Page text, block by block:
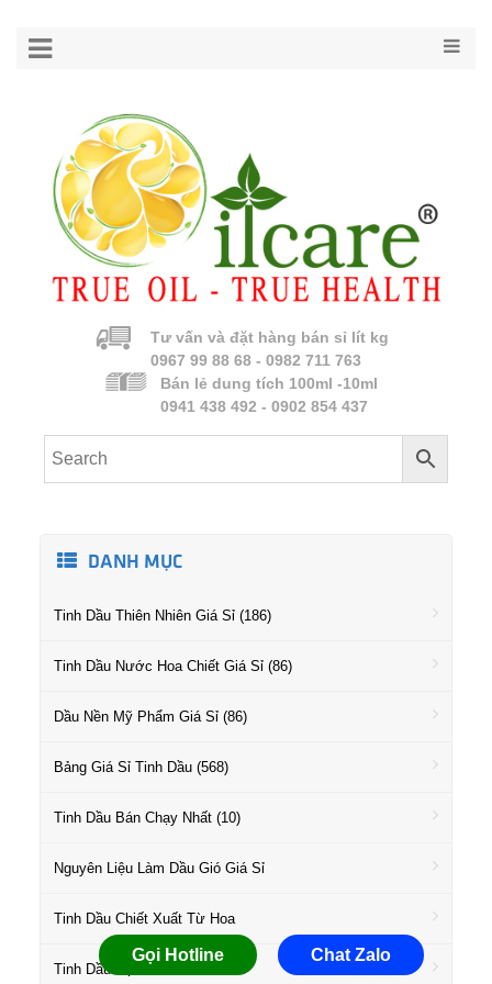
Tư vấn và đặt hàng bán sỉ lít kg
0967 99 88 68 - 0982 711 763
Bán lẻ dung tích 100ml -10ml
0941 438 492 - 0902 854 437
DANH MỤC
Tinh Dầu Thiên Nhiên Giá Sỉ (186)
Tinh Dầu Nước Hoa Chiết Giá Sỉ (86)
Dầu Nền Mỹ Phẩm Giá Sỉ (86)
Bảng Giá Sỉ Tinh Dầu (568)
Tinh Dầu Bán Chạy Nhất (10)
Nguyên Liệu Làm Dầu Gió Giá Sỉ
Tinh Dầu Chiết Xuất Từ Hoa
Tinh Dầu Họ Gỗ Giá Sỉ
Gọi Hotline Chat Zalo